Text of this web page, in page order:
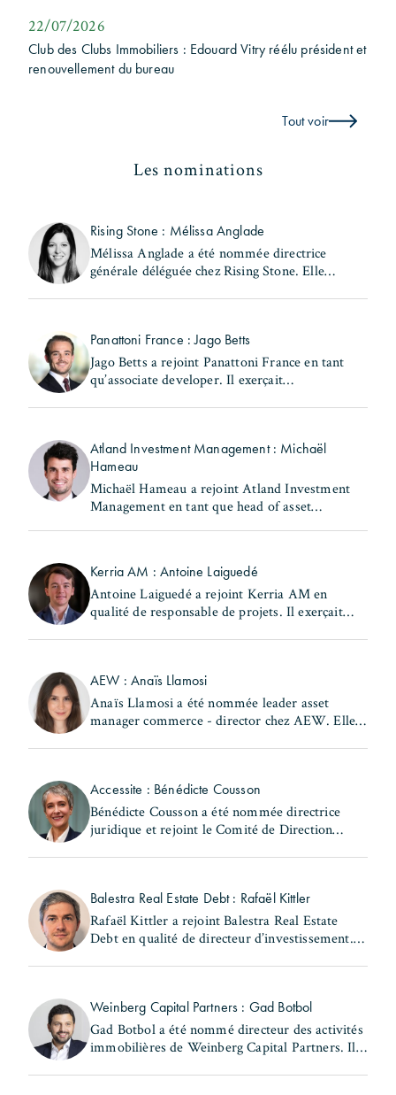
22/07/2026
Club des Clubs Immobiliers : Edouard Vitry réélu président et
renouvellement du bureau
Tout voir
Les nominations
Rising Stone : Mélissa Anglade
Mélissa Anglade a été nommée directrice
générale déléguée chez Rising Stone. Elle
Panattoni France : Jago Betts
Jago Betts a rejoint Panattoni France en tant
qu’associate developer. Il exerçait
Atland Investment Management : Michaël
Hameau
Michaël Hameau a rejoint Atland Investment
Management en tant que head of asset
Kerria AM : Antoine Laiguedé
Antoine Laiguedé a rejoint Kerria AM en
qualité de responsable de projets. Il exerçait
AEW : Anaïs Llamosi
Anaïs Llamosi a été nommée leader asset
manager commerce - director chez AEW. Elle
Accessite : Bénédicte Cousson
Bénédicte Cousson a été nommée directrice
juridique et rejoint le Comité de Direction
Balestra Real Estate Debt : Rafaël Kittler
Rafaël Kittler a rejoint Balestra Real Estate
Debt en qualité de directeur d’investissement. Il
Weinberg Capital Partners : Gad Botbol
Gad Botbol a été nommé directeur des activités
immobilières de Weinberg Capital Partners. Il